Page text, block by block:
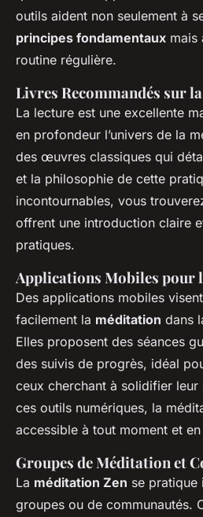
outils aident non seulement à
principes fondamentaux mais
routine régulière.
Livres Recommandés sur
La lecture est une excellente
en profondeur l’univers de la
des œuvres classiques qui
et la philosophie de cette
incontournables, vous
offrent une introduction claire
pratiques.
Applications Mobiles pour
Des applications mobiles
facilement la méditation dans
Elles proposent des séances
des suivis de progrès, idéal
ceux cherchant à solidifier leur
ces outils numériques, la
accessible à tout moment et
Groupes de Méditation et
La méditation Zen se pratique
groupes ou de communautés.